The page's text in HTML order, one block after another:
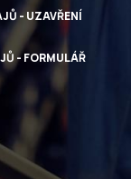
- UZAVŘENÍ
- FORMULÁŘ